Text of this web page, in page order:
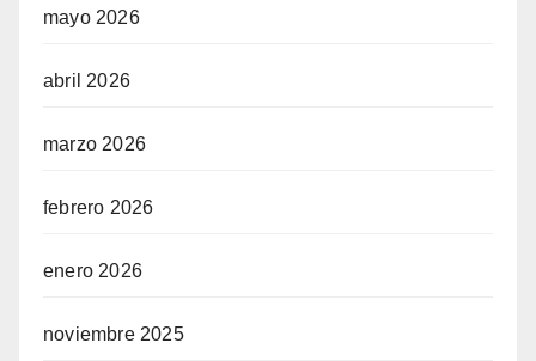
mayo 2026
abril 2026
marzo 2026
febrero 2026
enero 2026
noviembre 2025